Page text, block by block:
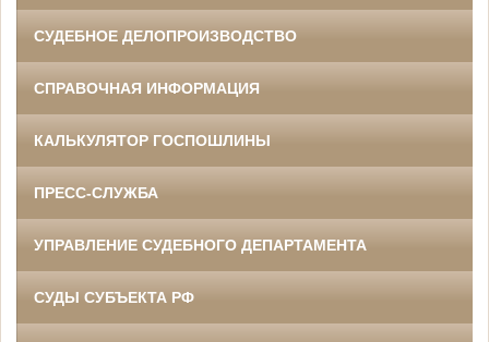
СУДЕБНОЕ ДЕЛОПРОИЗВОДСТВО
СПРАВОЧНАЯ ИНФОРМАЦИЯ
КАЛЬКУЛЯТОР ГОСПОШЛИНЫ
ПРЕСС-СЛУЖБА
УПРАВЛЕНИЕ СУДЕБНОГО ДЕПАРТАМЕНТА
СУДЫ СУБЪЕКТА РФ